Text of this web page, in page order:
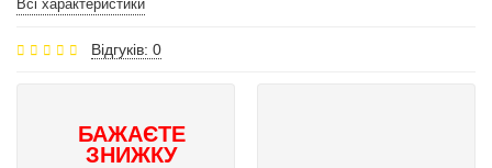
Всі характеристики
Відгуків: 0
БАЖАЄТЕ
ЗНИЖКУ